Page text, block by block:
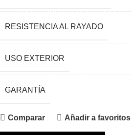
RESISTENCIA AL RAYADO
USO EXTERIOR
GARANTÍA
Comparar Añadir a favoritos